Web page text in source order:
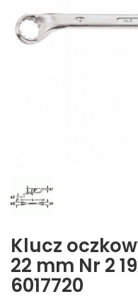
Klucz
22 mm Nr 2
6017720